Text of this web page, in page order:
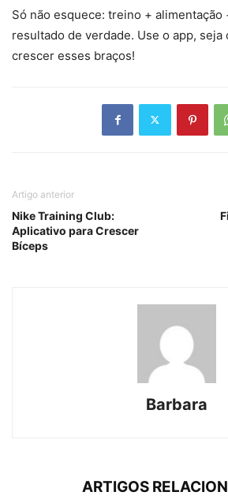
Só não esquece: treino + alimentação
resultado de verdade. Use o app, seja
crescer esses braços!
Artigo anterior
Nike Training Club:
Aplicativo para Crescer
Bíceps
Barbara
ARTIGOS